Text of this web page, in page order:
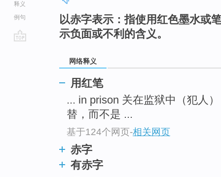
释义
例句
以赤字表示：指使用红色墨水或
示负面或不利的含义。
网络释义
用红笔
... in prison 关在监狱中（犯人
替，而不是 ...
基于124个网页-相关网页
赤字
有赤字